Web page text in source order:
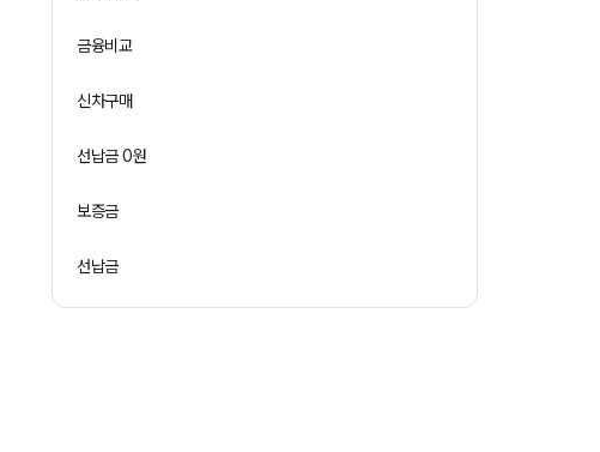
금융비교
신차구매
선납금 0원
보증금
선납금